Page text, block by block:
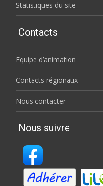
Statistiques du site
Contacts
Equipe d’animation
Contacts régionaux
Nous contacter
Nous suivre